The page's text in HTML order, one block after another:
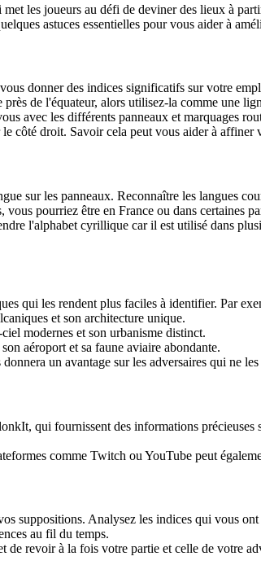
les joueurs au défi de deviner des lieux à
astuces essentielles pour vous aider à
donner des indices significatifs sur votre
près de l'équateur, alors utilisez-la comme une
avec les différents panneaux et marquages
côté droit. Savoir cela peut vous aider à affiner
sur les panneaux. Reconnaître les langues
pourriez être en France ou dans certaines
l'alphabet cyrillique car il est utilisé dans
qui les rendent plus faciles à identifier. Par
et son architecture unique.
modernes et son urbanisme distinct.
aéroport et sa faune aviaire abondante.
un avantage sur les adversaires qui ne
qui fournissent des informations
comme Twitch ou YouTube peut
suppositions. Analysez les indices qui vous
au fil du temps.
revoir à la fois votre partie et celle de votre